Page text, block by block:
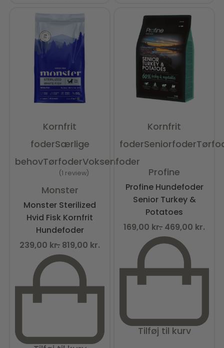
Kornfrit
foderSærlige
behovTørfoderVoksenfoder
1 review
Monster
Monster Sterilized
Hvid Fisk Kornfrit
Hundefoder
239,00 kr. 819,00 kr.
Kornfrit
foderSeniorfoder
Profine
Profine Hundefoder
Senior Turkey &
Potatoes
169,00 kr. 469,00 kr.
Tilføj til kurv